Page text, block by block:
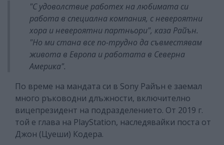
"С удоволствие работех на любимата си
работа в специална компания, с невероятни
хора и невероятни партньори", каза Райън.
"Но ми стана все по-трудно да съвместявам
живота в Европа и работата в Северна
Америка".
По време на мандата си в Sony Райън е заемал
много ръководни длъжности, включително
вицепрезидент на подразделението. От 2019 г.
той е глава на PlayStation, наследявайки поста от
Джон (Цуеши) Кодера.